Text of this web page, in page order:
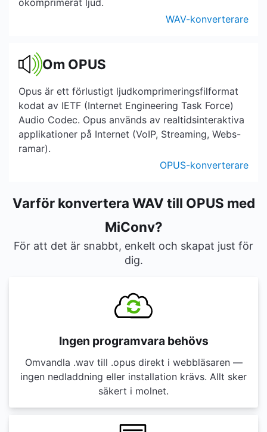
okomprimerat ljud.
WAV-konverterare
Om OPUS
Opus är ett förlustigt ljudkomprimeringsfilformat
kodat av IETF (Internet Engineering Task Force)
Audio Codec. Opus används av realtidsinteraktiva
applikationer på Internet (VoIP, Streaming, Webs-
ramar).
OPUS-konverterare
Varför konvertera WAV till OPUS med
MiConv?
För att det är snabbt, enkelt och skapat just för
dig.
Ingen programvara behövs
Omvandla .wav till .opus direkt i webbläsaren —
ingen nedladdning eller installation krävs. Allt sker
säkert i molnet.